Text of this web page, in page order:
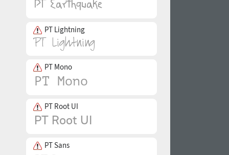
PT Lightning
PT Mono
PT Root UI
PT Sans